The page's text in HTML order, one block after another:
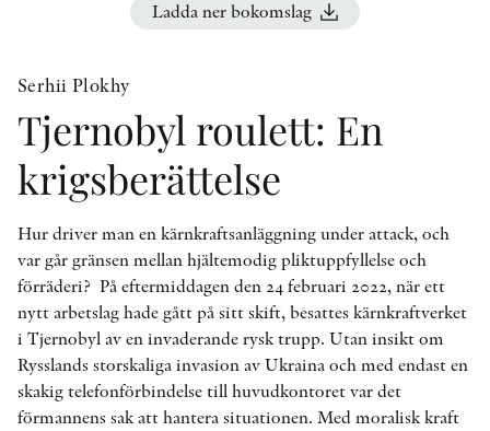
Ladda ner bokomslag
Serhii Plokhy
Tjernobyl roulett: En
krigsberättelse
Hur driver man en kärnkraftsanläggning under attack, och
var går gränsen mellan hjältemodig pliktuppfyllelse och
förräderi? På eftermiddagen den 24 februari 2022, när ett
nytt arbetslag hade gått på sitt skift, besattes kärnkraftverket
i Tjernobyl av en invaderande rysk trupp. Utan insikt om
Rysslands storskaliga invasion av Ukraina och med endast en
skakig telefonförbindelse till huvudkontoret var det
förmannens sak att hantera situationen. Med moralisk kraft